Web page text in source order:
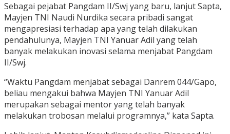
Sebagai pejabat Pangdam II/Swj yang baru, lanjut Sapta,
Mayjen TNI Naudi Nurdika secara pribadi sangat
mengapresiasi terhadap apa yang telah dilakukan
pendahulunya, Mayjen TNI Yanuar Adil yang telah
banyak melakukan inovasi selama menjabat Pangdam
II/Swj.
“Waktu Pangdam menjabat sebagai Danrem 044/Gapo,
beliau mengakui bahwa Mayjen TNI Yanuar Adil
merupakan sebagai mentor yang telah banyak
melakukan trobosan melalui programnya,” kata Sapta.